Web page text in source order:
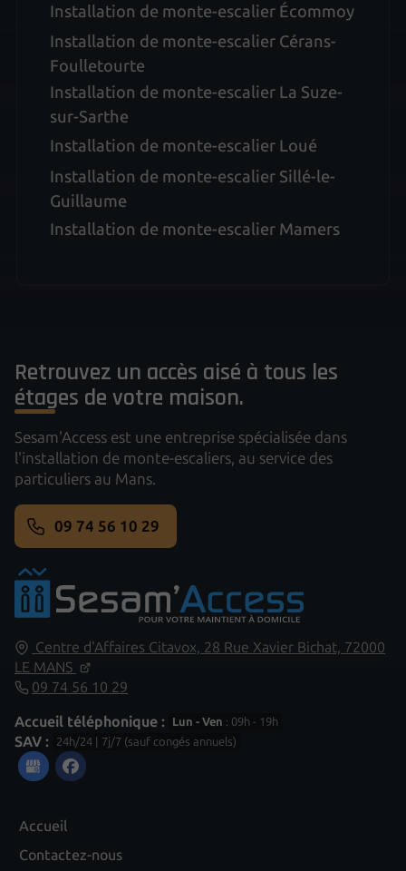
Installation de monte-escalier Écommoy
Installation de monte-escalier Cérans-
Foulletourte
Installation de monte-escalier La Suze-
sur-Sarthe
Installation de monte-escalier Loué
Installation de monte-escalier Sillé-le-
Guillaume
Installation de monte-escalier Mamers
Centre d'Affaires Citavox, 28 Rue Xavier Bichat, 72000
LE MANS
09 74 56 10 29
Accueil téléphonique : Lun - Ven : 09h - 19h
SAV : 24h/24 | 7j/7 (sauf congés annuels)
Accueil
Contactez-nous
Retrouvez un accès aisé à tous les
étages de votre maison.
Sesam'Access est une entreprise spécialisée dans
l'installation de monte-escaliers, au service des
particuliers au Mans.
09 74 56 10 29